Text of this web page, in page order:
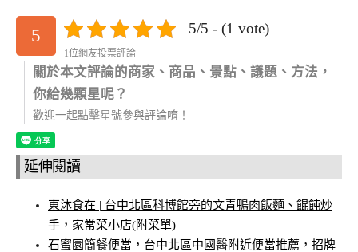
5 5/5 - (1 vote)
1位網友投票評論
關於本文評論的商家、商品、景點、議題、方法，
你給幾顆星呢？
歡迎一起點擊星號參與評論唷！
延伸閱讀
東沐食在 | 台中北區科博館旁的文青鴨肉飯麵、餛飩炒
手，家常菜小店(附菜單)
石蜜園簡餐便當，台中北區中國醫附近便當推薦，招牌